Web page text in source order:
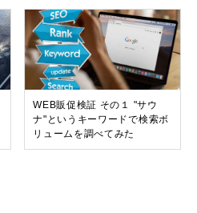
WEB販促検証 その１ "サウ
ナ"というキーワードで検索ボ
リュームを調べてみた